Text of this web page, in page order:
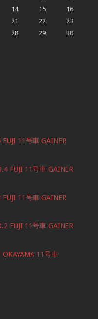
14 15
16
21 22
23
28 29
30
FUJI 11号車 GAINER
FUJI 11号車 GAINER
FUJI 11号車 GAINER
FUJI 11号車 GAINER
OKAYAMA 11号車